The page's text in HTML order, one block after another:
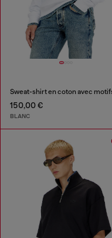
150,00 €
BLANC